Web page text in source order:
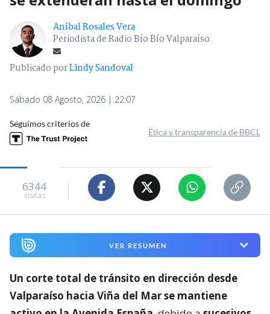
Aníbal Rosales Vera
Periodista de Radio Bío Bío Valparaíso
Publicado porLindy Sandoval
Sábado 08 Agosto, 2026 | 22:07
Seguimos criterios de
Ética y transparencia de BBCL
6344
visitas
VER RESUMEN
Un corte total de tránsito en dirección desde
Valparaíso hacia Viña del Mar se mantiene